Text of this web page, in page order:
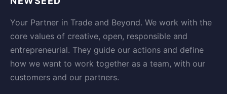
Your Partner in Trade and Beyond. We work with the
core values of creative, open, responsible and
entrepreneurial. They guide our actions and define
how we want to work together as a team, with our
customers and our partners.